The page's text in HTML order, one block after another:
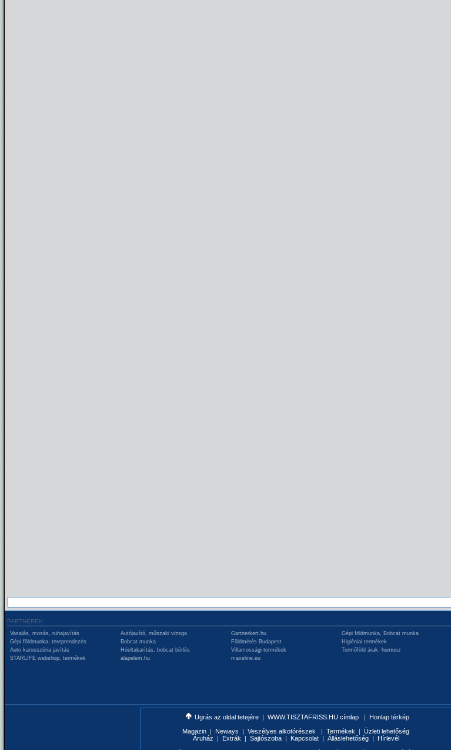
PARTNEREK:
Vasalás, mosás, ruhajavítás Autójavító, műszaki vizsga Gartnerkert.hu Gépi földmunka, Bobcat munka
Gépi földmunka, tereprendezés
Bobcat munka Földmérés Budapest Higiéniai termékek
Auto karosszéria javítás
Hóeltakarítás, bobcat bérlés Villamossági termékek Termőföld árak, humusz
STARLIFE webshop, termékek
alapelem.hu maxeline.eu
Ugrás az oldal tetejére | WWW.TISZTAFRISS.HU címlap |
Honlap térkép
Magazin | Neways | Veszélyes alkotórészek | Termékek | Üzleti lehetőség
Áruház
| Extrák | Sajtószoba | Kapcsolat | Álláslehetőség |
Hírlevél